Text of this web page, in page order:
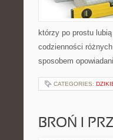
którzy po prostu
codzienności
sposobem
CATEGORIES:
BROŃ I